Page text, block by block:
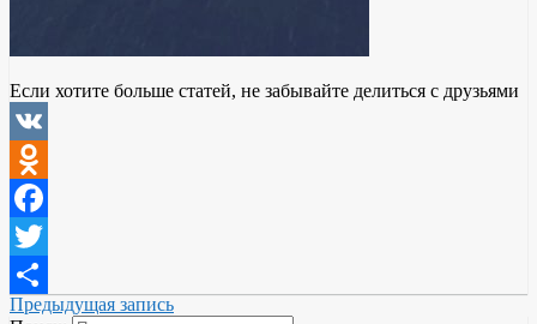
Если хотите больше статей, не забывайте делиться с друзьями
VK
Odnoklassniki
Facebook
Twitter
Отправить
Предыдущая запись